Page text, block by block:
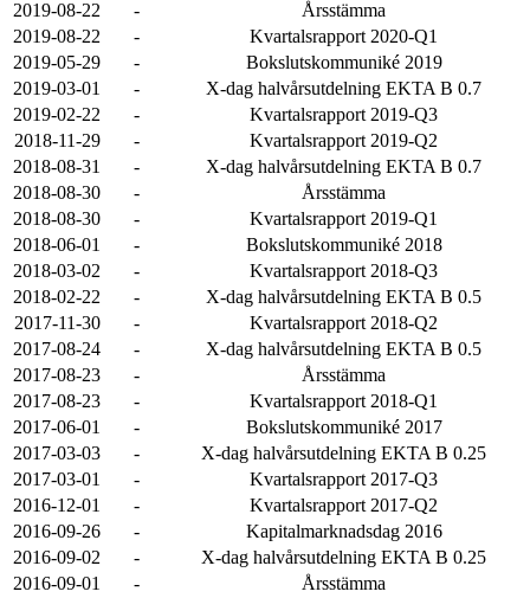
2019-08-22 -
Årsstämma
2019-08-22
-
Kvartalsrapport 2020-Q1
2019-05-29
-
Bokslutskommuniké 2019
2019-03-01
-
X-dag halvårsutdelning EKTA B 0.7
2019-02-22
-
Kvartalsrapport 2019-Q3
2018-11-29
-
Kvartalsrapport 2019-Q2
2018-08-31
-
X-dag halvårsutdelning EKTA B 0.7
2018-08-30
-
Årsstämma
2018-08-30
-
Kvartalsrapport 2019-Q1
2018-06-01
-
Bokslutskommuniké 2018
2018-03-02
-
Kvartalsrapport 2018-Q3
2018-02-22
-
X-dag halvårsutdelning EKTA B 0.5
2017-11-30
-
Kvartalsrapport 2018-Q2
2017-08-24
-
X-dag halvårsutdelning EKTA B 0.5
2017-08-23
-
Årsstämma
2017-08-23
-
Kvartalsrapport 2018-Q1
2017-06-01
-
Bokslutskommuniké 2017
2017-03-03
-
X-dag halvårsutdelning EKTA B 0.25
2017-03-01
-
Kvartalsrapport 2017-Q3
2016-12-01
-
Kvartalsrapport 2017-Q2
2016-09-26
-
Kapitalmarknadsdag 2016
2016-09-02
-
X-dag halvårsutdelning EKTA B 0.25
2016-09-01
-
Årsstämma